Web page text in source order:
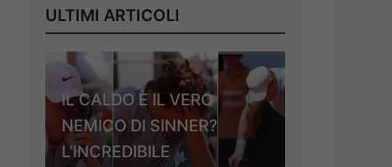
ULTIMI ARTICOLI
IL CALDO È IL VERO
NEMICO DI SINNER?
L’INCREDIBILE